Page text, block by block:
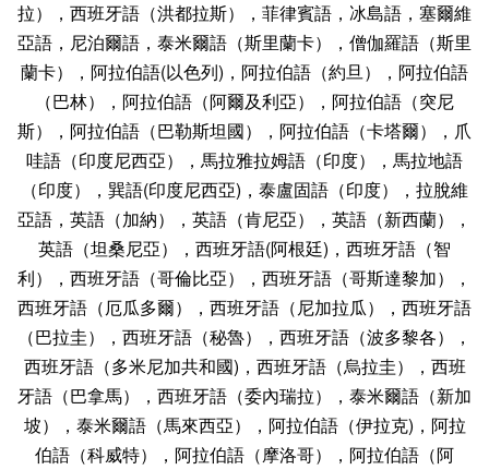
拉），西班牙語（洪都拉斯），菲律賓語，冰島語，塞爾維
亞語，尼泊爾語，泰米爾語（斯里蘭卡），僧伽羅語（斯里
蘭卡），阿拉伯語(以色列)，阿拉伯語（約旦），阿拉伯語
（巴林），阿拉伯語（阿爾及利亞），阿拉伯語（突尼
斯），阿拉伯語（巴勒斯坦國），阿拉伯語（卡塔爾），爪
哇語（印度尼西亞），馬拉雅拉姆語（印度），馬拉地語
（印度），巽語(印度尼西亞)，泰盧固語（印度），拉脫維
亞語，英語（加納），英語（肯尼亞），英語（新西蘭），
英語（坦桑尼亞），西班牙語(阿根廷)，西班牙語（智
利），西班牙語（哥倫比亞），西班牙語（哥斯達黎加），
西班牙語（厄瓜多爾），西班牙語（尼加拉瓜），西班牙語
（巴拉圭），西班牙語（秘魯），西班牙語（波多黎各），
西班牙語（多米尼加共和國)，西班牙語（烏拉圭），西班
牙語（巴拿馬），西班牙語（委內瑞拉），泰米爾語（新加
坡），泰米爾語（馬來西亞），阿拉伯語（伊拉克)，阿拉
伯語（科威特），阿拉伯語（摩洛哥），阿拉伯語（阿